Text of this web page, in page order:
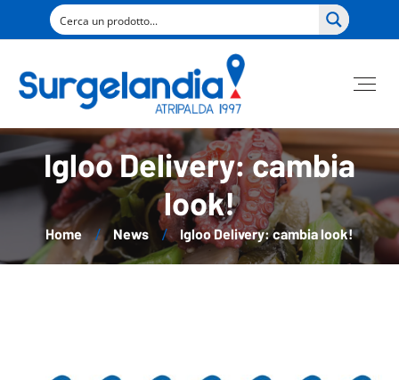
Igloo Delivery: cambia
look!
Home News Igloo Delivery: cambia look!